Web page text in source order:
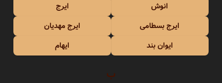
انوش
ایرج
ایرج بسطامی
ایرج مهدیان
ایوان بند
ایهام
ب